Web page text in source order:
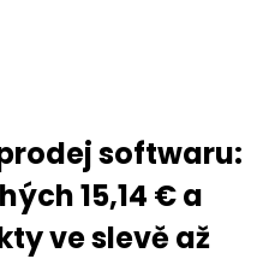
softwaru:
15,14 € a
ve slevě až